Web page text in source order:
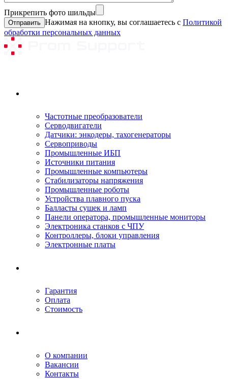
Прикрепить фото шильды
Нажимая на кнопку, вы соглашаетесь с Политикой
обработки персональных данных
Частотные преобразователи
Серводвигатели
Датчики: энкодеры, тахогенераторы
Сервоприводы
Промышленные ИБП
Источники питания
Промышленные компьютеры
Стабилизаторы напряжения
Промышленные роботы
Устройства плавного пуска
Балласты сушек и ламп
Панели оператора, промышленные мониторы
Электроника станков с ЧПУ
Контроллеры, блоки управления
Электронные платы
Гарантия
Оплата
Стоимость
О компании
Вакансии
Контакты